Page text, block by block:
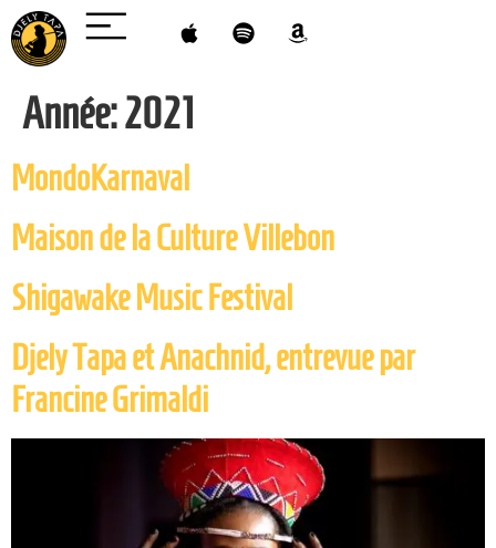
Année:2021
MondoKarnaval
Maison de la Culture Villebon
Shigawake Music Festival
Djely Tapa et Anachnid, entrevue par
Francine Grimaldi